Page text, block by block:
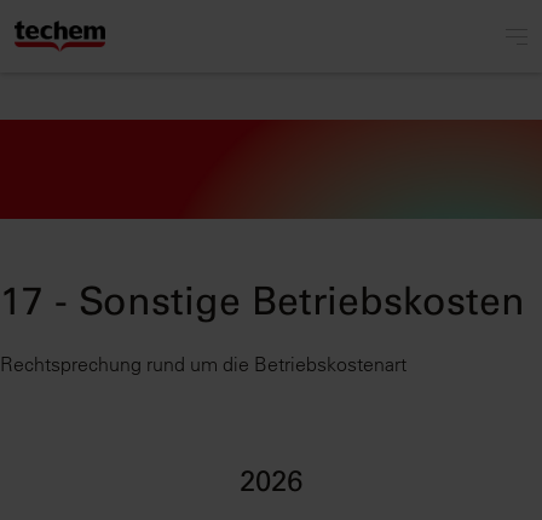
17 - Sonstige Betriebskosten
Rechtsprechung rund um die Betriebskostenart
2026